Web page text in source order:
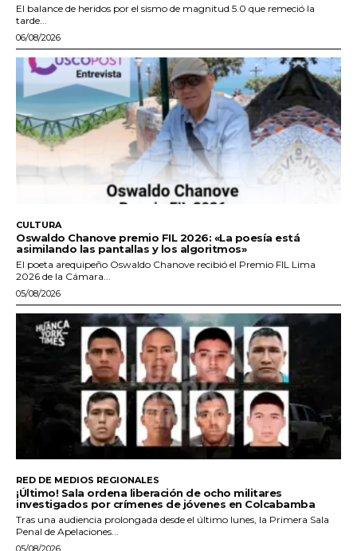
El balance de heridos por el sismo de magnitud 5.0 que remeció la
tarde...
06/08/2026
CULTURA
Oswaldo Chanove premio FIL 2026: «La poesía está
asimilando las pantallas y los algoritmos»
El poeta arequipeño Oswaldo Chanove recibió el Premio FIL Lima
2026 de la Cámara...
05/08/2026
RED DE MEDIOS REGIONALES
¡Último! Sala ordena liberación de ocho militares
investigados por crímenes de jóvenes en Colcabamba
Tras una audiencia prolongada desde el último lunes, la Primera Sala
Penal de Apelaciones...
05/08/2026